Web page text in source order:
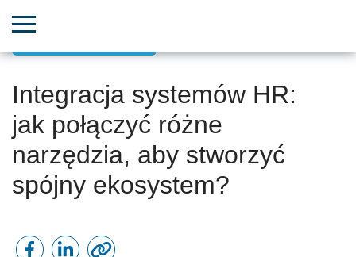
Integracja systemów HR:
jak połączyć różne
narzędzia, aby stworzyć
spójny ekosystem?